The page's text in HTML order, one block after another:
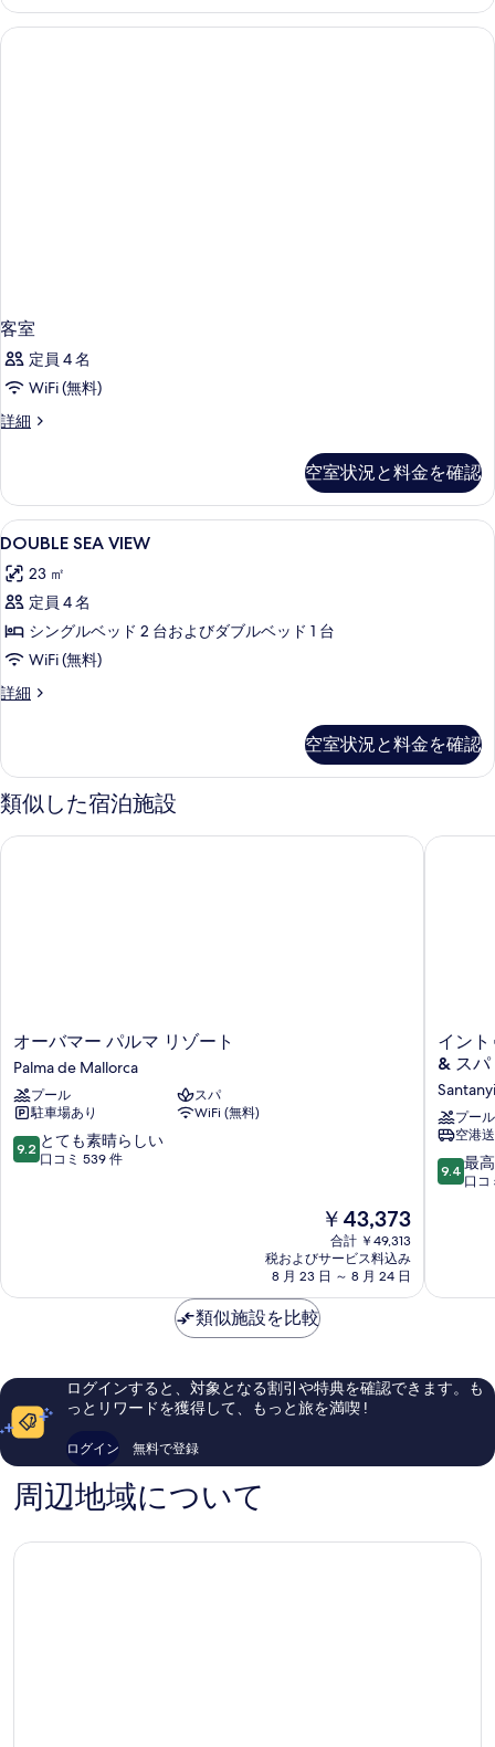
細
客室
定員 4 名
WiFi (無料)
詳細
客
細
空室状況と料金を確認
DOUBLE
SEA
VIEW
の
す
べ
て
真
を
表
ミニバー、セーフティボックス (室
1
DOUBLE SEA VIEW
23 ㎡
定員 4 名
シングルベッド 2 台およびダブルベッド 1 台
WiFi (無料)
詳細
DOUBLE
詳
細
空室状況と料金を確認
類似した宿泊施設
オ
ー
バ
マ
ー
パ
ル
de
オーバマー パルマ リゾート
Palma de Mallorca
プール
スパ
駐車場あり
WiFi (無料)
10
段
素
い、
コ
ミ
件
の
コ
9.2 とても素晴らしい
口コミ 539 件
現
在
の
料
金
は
￥43,373
合計 ￥49,313
税およびサービス料込み
8 月 23 日 ～ 8 月 24 日
オーバマー パルマ リゾート
イ
ン
ゥ
ロ
テ
ル
カ
ル
チ
ホ
イン
& ス
Santanyi
プール
空港
10
段
に
し
い、
の
9.4 最
口コ
イント
類似施設を比較
ログインすると、対象となる割引や特典を確認できます。も
っとリワードを獲得して、もっと旅を満喫 !
ログイン 無料で登録
周辺地域について